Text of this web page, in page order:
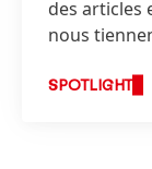
des articles
nous
SPOTLIGHT